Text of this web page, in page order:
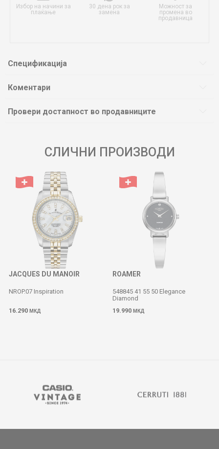
Избор на начини за
плаќање
30 дена рок за
замена
Можност за
промена во
продавница
Спецификација
Коментари
Провери достапност во продавниците
СЛИЧНИ ПРОИЗВОДИ
JACQUES DU MANOIR
NROP.07 Inspiration
16.290 МКД
ROAMER
548845 41 55 50 Elegance
Diamond
19.990 МКД